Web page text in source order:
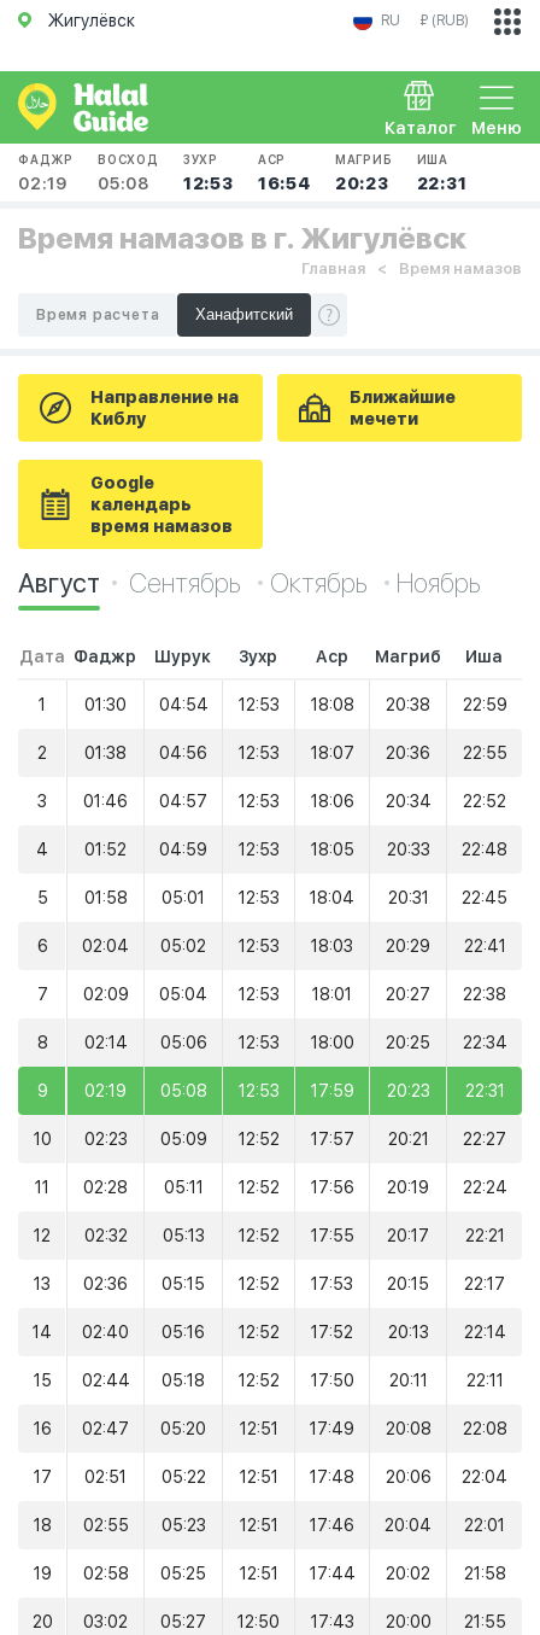
Жигулёвск RU ₽ (RUB)
Меню
Каталог
ФАДЖР
02:19
ВОСХОД
05:08
ЗУХР
12:53
АСР
16:54
МАГРИБ
20:23
ИША
22:31
Время намазов в г. Жигулёвск
Главная Время намазов
Время расчета
Направление на
Киблу
Ближайшие
мечети
Google
календарь
время намазов
Август Сентябрь Октябрь Ноябрь
Дата Фаджр Шурук Зухр Аср Магриб Иша
1 01:30 04:54 12:53 18:08 20:38 22:59
2 01:38 04:56 12:53 18:07 20:36 22:55
3 01:46 04:57 12:53 18:06 20:34 22:52
4 01:52 04:59 12:53 18:05 20:33 22:48
5 01:58 05:01 12:53 18:04 20:31 22:45
6 02:04 05:02 12:53 18:03 20:29 22:41
7 02:09 05:04 12:53 18:01 20:27 22:38
8 02:14 05:06 12:53 18:00 20:25 22:34
9 02:19 05:08 12:53 17:59 20:23 22:31
10 02:23 05:09 12:52 17:57 20:21 22:27
11 02:28 05:11 12:52 17:56 20:19 22:24
12 02:32 05:13 12:52 17:55 20:17 22:21
13 02:36 05:15 12:52 17:53 20:15 22:17
14 02:40 05:16 12:52 17:52 20:13 22:14
15 02:44 05:18 12:52 17:50 20:11 22:11
16 02:47 05:20 12:51 17:49 20:08 22:08
17 02:51 05:22 12:51 17:48 20:06 22:04
18 02:55 05:23 12:51 17:46 20:04 22:01
19 02:58 05:25 12:51 17:44 20:02 21:58
20 03:02 05:27 12:50 17:43 20:00 21:55